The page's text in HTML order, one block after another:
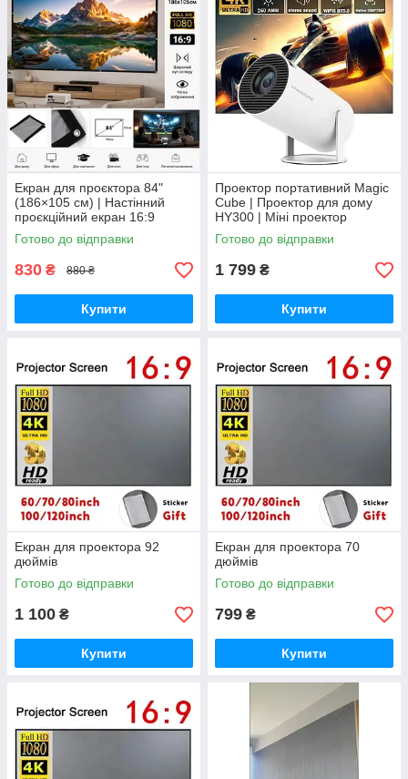
Екран для проєктора 84"
(186×105 см) | Настінний
проєкційний екран 16:9
Готово до відправки
830 ₴ 880 ₴
Купити
Проектор портативний Magic
Cube | Проектор для дому
HY300 | Міні проектор
Android 11| Портативний
проектор
Готово до відправки
1 799 ₴
Купити
Екран для проектора 92
дюймів
Готово до відправки
1 100 ₴
Купити
Екран для проектора 70
дюймів
Готово до відправки
799 ₴
Купити